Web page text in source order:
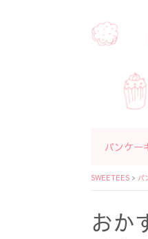
パンケー
SWEETEES > パ
おか